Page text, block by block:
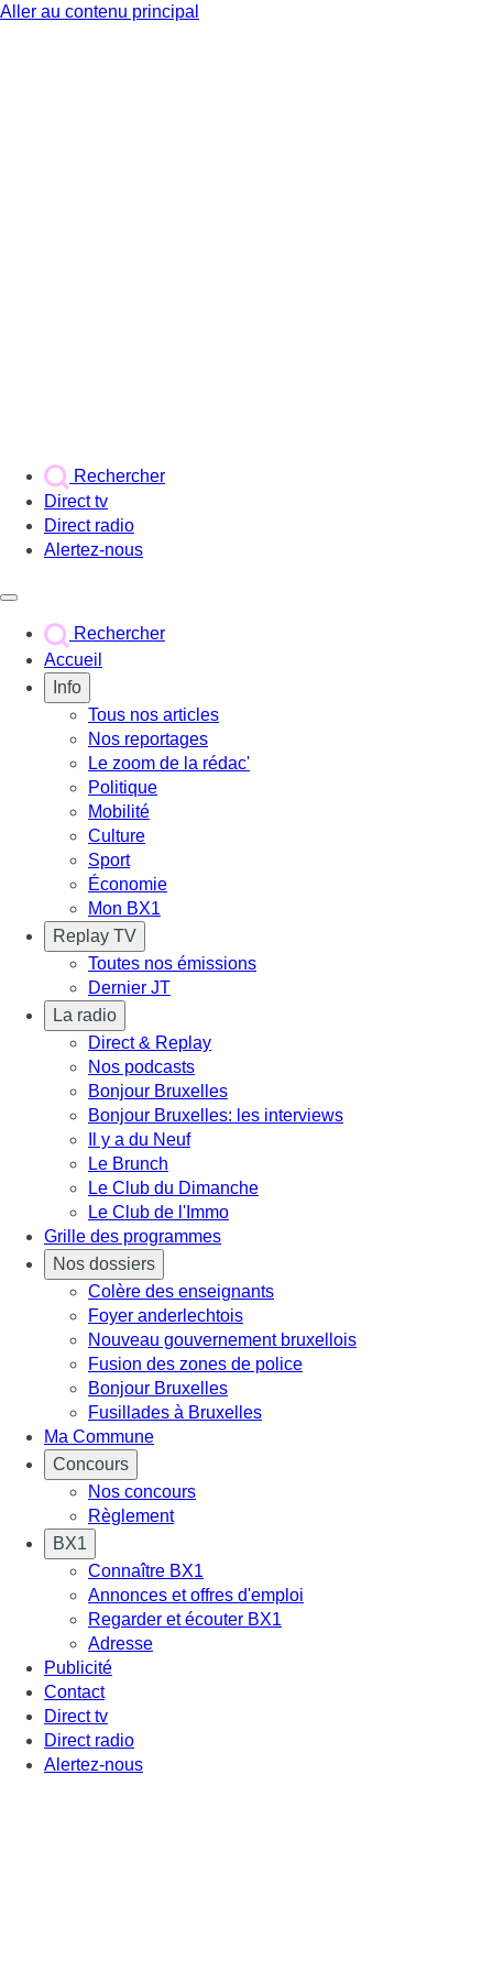
Aller au contenu principal
Rechercher
Direct tv
Direct radio
Alertez-nous
Rechercher
Accueil
Info
Tous nos articles
Nos reportages
Le zoom de la rédac'
Politique
Mobilité
Culture
Sport
Économie
Mon BX1
Replay TV
Toutes nos émissions
Dernier JT
La radio
Direct & Replay
Nos podcasts
Bonjour Bruxelles
Bonjour Bruxelles: les interviews
Il y a du Neuf
Le Brunch
Le Club du Dimanche
Le Club de l'Immo
Grille des programmes
Nos dossiers
Colère des enseignants
Foyer anderlechtois
Nouveau gouvernement bruxellois
Fusion des zones de police
Bonjour Bruxelles
Fusillades à Bruxelles
Ma Commune
Concours
Nos concours
Règlement
BX1
Connaître BX1
Annonces et offres d'emploi
Regarder et écouter BX1
Adresse
Publicité
Contact
Direct tv
Direct radio
Alertez-nous